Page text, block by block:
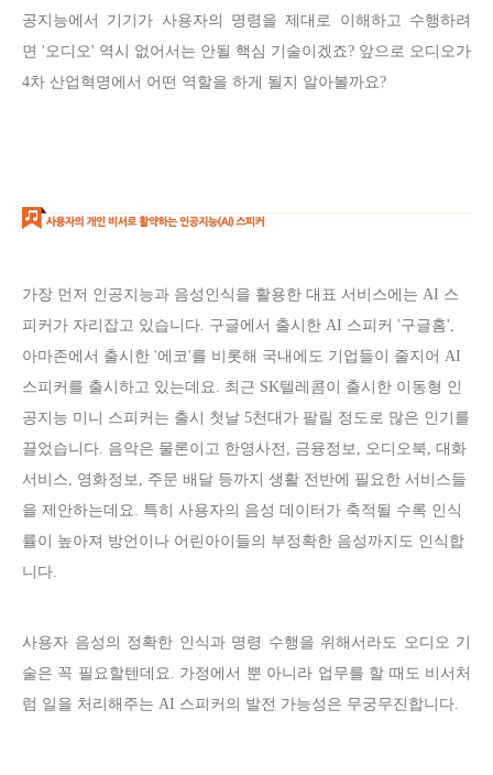
공지능에서 기기가 사용자의 명령을 제대로 이해하고 수행하려
면 '오디오' 역시 없어서는 안될 핵심 기술이겠죠? 앞으로 오디오가
4차 산업혁명에서 어떤 역할을 하게 될지 알아볼까요?
가장 먼저 인공지능과 음성인식을 활용한 대표 서비스에는 AI 스
피커가 자리잡고 있습니다. 구글에서 출시한 AI 스피커 '구글홈',
아마존에서 출시한 '에코'를 비롯해 국내에도 기업들이 줄지어 AI
스피커를 출시하고 있는데요. 최근 SK텔레콤이 출시한 이동형 인
공지능 미니 스피커는 출시 첫날 5천대가 팔릴 정도로 많은 인기를
끌었습니다. 음악은 물론이고 한영사전, 금융정보, 오디오북, 대화
서비스, 영화정보, 주문 배달 등까지 생활 전반에 필요한 서비스들
을 제안하는데요. 특히 사용자의 음성 데이터가 축적될 수록 인식
률이 높아져 방언이나 어린아이들의 부정확한 음성까지도 인식합
니다.
사용자 음성의 정확한 인식과 명령 수행을 위해서라도 오디오 기
술은 꼭 필요할텐데요. 가정에서 뿐 아니라 업무를 할 때도 비서처
럼 일을 처리해주는 AI 스피커의 발전 가능성은 무궁무진합니다.